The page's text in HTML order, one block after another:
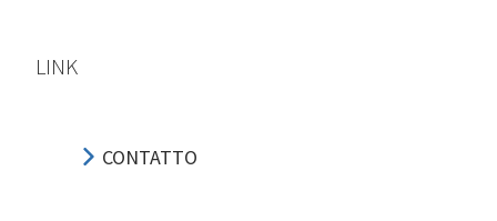
LINK
CONTATTO